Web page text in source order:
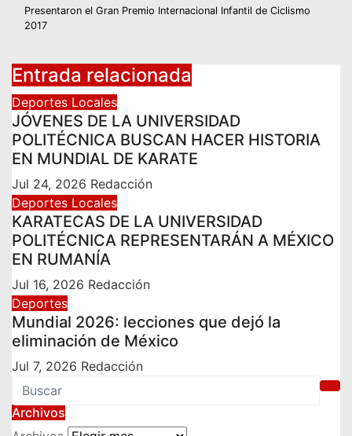
Presentaron el Gran Premio Internacional Infantil de Ciclismo
2017
Entrada relacionada
Deportes Locales
JÓVENES DE LA UNIVERSIDAD
POLITÉCNICA BUSCAN HACER HISTORIA
EN MUNDIAL DE KARATE
Jul 24, 2026 Redacción
Deportes Locales
KARATECAS DE LA UNIVERSIDAD
POLITÉCNICA REPRESENTARÁN A MÉXICO
EN RUMANÍA
Jul 16, 2026 Redacción
Deportes
Mundial 2026: lecciones que dejó la
eliminación de México
Jul 7, 2026 Redacción
Archivos